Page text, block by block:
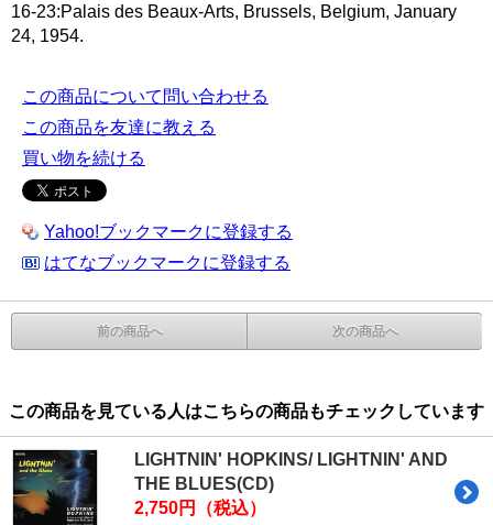
16-23:Palais des Beaux-Arts, Brussels, Belgium, January
24, 1954.
この商品について問い合わせる
この商品を友達に教える
買い物を続ける
Yahoo!ブックマークに登録する
はてなブックマークに登録する
前の商品へ 次の商品へ
この商品を見ている人はこちらの商品もチェックしています
LIGHTNIN' HOPKINS/ LIGHTNIN' AND
THE BLUES(CD)
2,750円（税込）